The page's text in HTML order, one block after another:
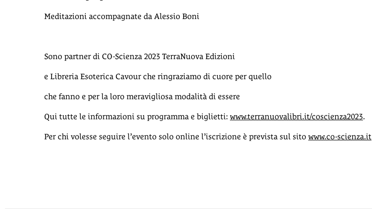
Meditazioni accompagnate da Alessio Boni
Sono partner di CO-Scienza 2023 TerraNuova Edizioni
e Libreria Esoterica Cavour che ringraziamo di cuore per quello
che fanno e per la loro meravigliosa modalità di essere
Qui tutte le informazioni su programma e biglietti: www.terranuovalibri.it/coscienza2023.
Per chi volesse seguire l’evento solo online l’iscrizione è prevista sul sito www.co-scienza.it